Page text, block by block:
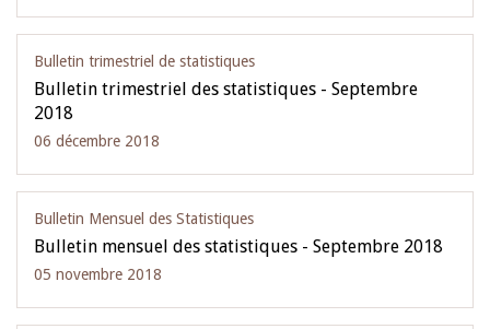
Bulletin trimestriel de statistiques
Bulletin trimestriel des statistiques - Septembre
2018
06 décembre 2018
Bulletin Mensuel des Statistiques
Bulletin mensuel des statistiques - Septembre 2018
05 novembre 2018